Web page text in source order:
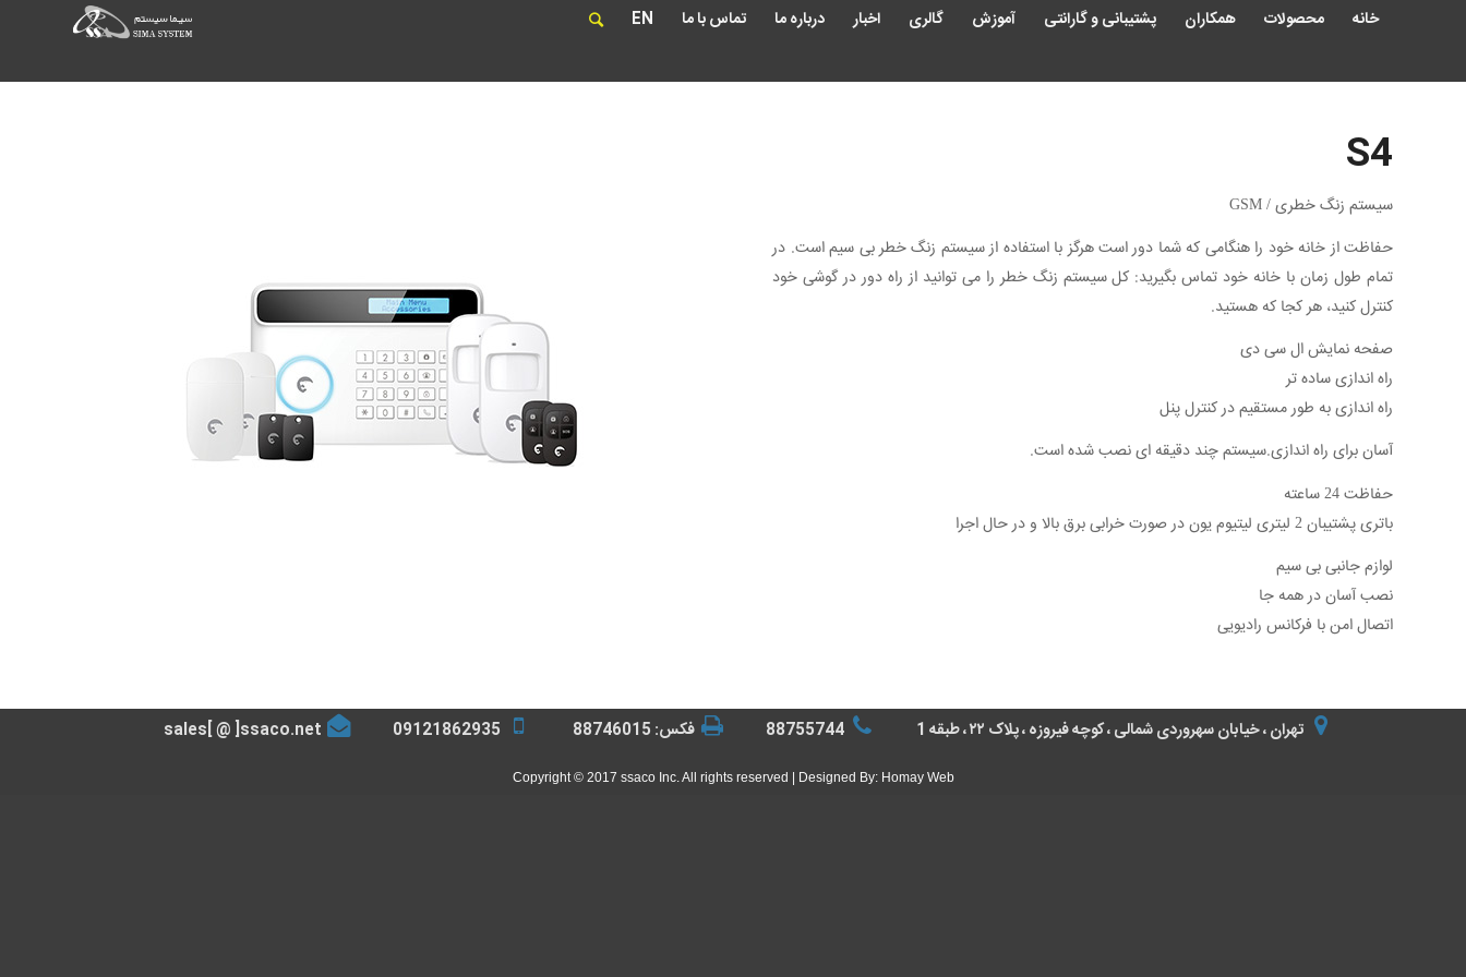
خانه محصولات همکاران پشتیبانی و گارانتی آموزش گالری اخبار درباره ما تماس با ما EN
S4
سیستم زنگ خطری / GSM
حفاظت از خانه خود را هنگامی که شما دور است هرگز با استفاده از سیستم زنگ خطر بی سیم است. در
تمام طول زمان با خانه خود تماس بگیرید: کل سیستم زنگ خطر را می توانید از راه دور در گوشی خود
کنترل کنید، هر کجا که هستید.
صفحه نمایش ال سی دی
راه اندازی ساده تر
راه اندازی به طور مستقیم در کنترل پنل
آسان برای راه اندازی.سیستم چند دقیقه ای نصب شده است.
حفاظت 24 ساعته
باتری پشتیبان 2 لیتری لیتیوم یون در صورت خرابی برق بالا و در حال اجرا
لوازم جانبی بی سیم
نصب آسان در همه جا
اتصال امن با فرکانس رادیویی
تهران ، خیابان سهروردی شمالی ، کوچه فیروزه ، پلاک ۲۲ ، طبقه 1 88755744 فکس: 88746015 09121862935
sales[ @ ]ssaco.net
Copyright © 2017 ssaco Inc. All rights reserved | Designed By: Homay Web